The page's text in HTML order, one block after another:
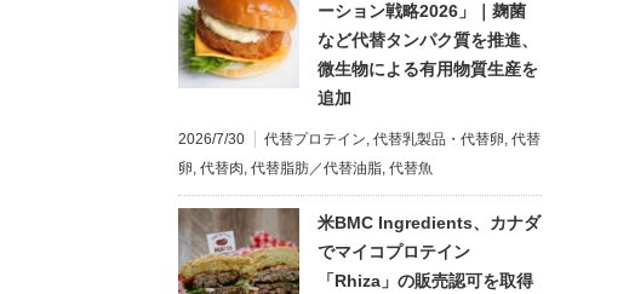
ーション戦略2026」｜麹菌
など代替タンパク質を推進、
微生物による有用物質生産を
追加
2026/7/30 代替プロテイン, 代替乳製品・代替卵, 代替
卵, 代替肉, 代替脂肪／代替油脂, 代替魚
米BMC Ingredients、カナダ
でマイコプロテイン
「Rhiza」の販売認可を取得